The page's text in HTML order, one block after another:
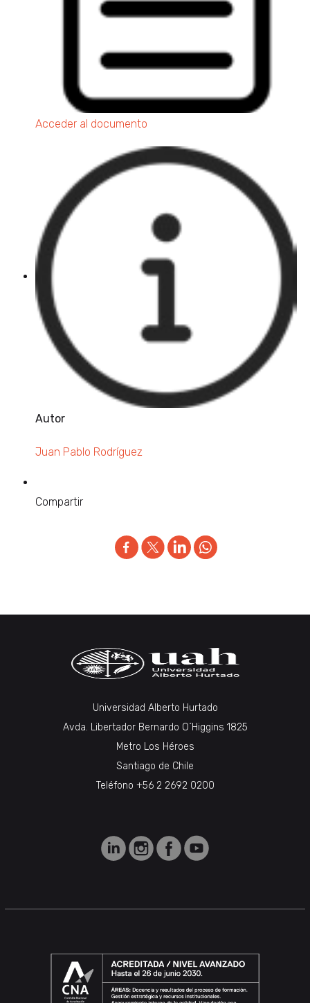
Acceder al documento
Autor
Juan Pablo Rodríguez
Compartir
Universidad Alberto Hurtado
Avda. Libertador Bernardo O´Higgins 1825
Metro Los Héroes
Santiago de Chile
Teléfono +56 2 2692 0200